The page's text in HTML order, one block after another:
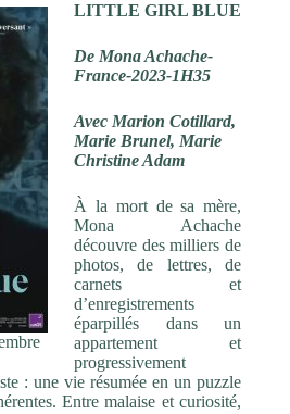
LITTLE GIRL BLUE
De Mona Achache-
France-2023-1H35
Avec Marion Cotillard,
Marie Brunel, Marie
Christine Adam
À la mort de sa mère,
Mona Achache
découvre des milliers de
photos, de lettres, de
carnets et
d’enregistrements
éparpillés dans un
appartement et
progressivement
: une vie résumée en un puzzle
Entre malaise et curiosité,